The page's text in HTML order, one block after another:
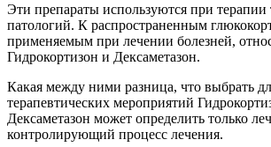
Эти препараты используются при
патологий. К распространенным
применяемым при лечении болезней,
Гидрокортизон и Дексаметазон.
Какая между ними разница, что выбрать
терапевтических мероприятий
Дексаметазон может определить только
контролирующий процесс лечения.